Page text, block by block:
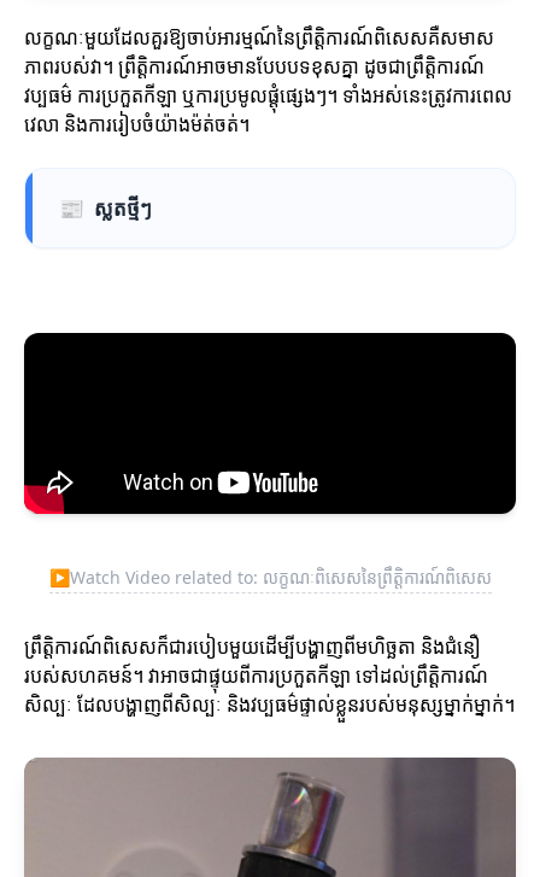
លក្ខណៈមួយដែលគួរឱ្យចាប់អារម្មណ៍នៃព្រឹត្តិការណ៍ពិសេសគឺសមាស
ភាពរបស់វា។ ព្រឹត្តិការណ៍អាចមានបែបបទខុសគ្នា ដូចជាព្រឹត្តិការណ៍
វប្បធម៌ ការប្រកួតកីឡា ឬការប្រមូលផ្តុំផ្សេងៗ។ ទាំងអស់នេះត្រូវការពេល
វេលា និងការរៀបចំយ៉ាងម៉ត់ចត់។
📰 ស្លតថ្មីៗ
▶Watch Video related to: លក្ខណៈពិសេសនៃព្រឹត្តិការណ៍ពិសេស
ព្រឹត្តិការណ៍ពិសេសក៏ជារបៀបមួយដើម្បីបង្ហាញពីមហិច្ឆតា និងជំនឿ
របស់សហគមន៍។ វាអាចជាផ្ទុយពីការប្រកួតកីឡា ទៅដល់ព្រឹត្តិការណ៍
សិល្បៈ ដែលបង្ហាញពីសិល្បៈ និងវប្បធម៌ផ្ទាល់ខ្លួនរបស់មនុស្សម្នាក់ម្នាក់។